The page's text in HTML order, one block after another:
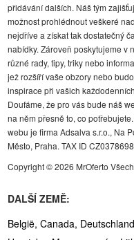
přidávání dalších. Náš tým
možnost prohlédnout veškeré
nejdříve a získat tak dostatečný
nabídky. Zároveň poskytujeme v
různé rady, tipy, triky nebo
jež rozšíří vaše obzory nebo
inspirace při vašich
Doufáme, že pro vás bude náš
na něm přesně to, co
webu je firma Adsalva s.r.o., Na
Město, Praha. TAX ID
Copyright © 2026 MrOferto
DALŠÍ ZEMĚ:
België, Canada,